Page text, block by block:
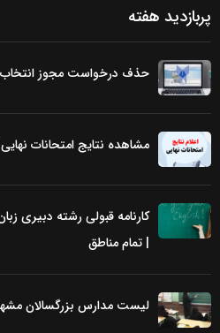
پربازدید هفته
حذف درخواست مجوز انتخاب
مشاهده نتایج امتحانات نهایی ۱۴۰۵| کلیه پایه ها
| تمام مناطق
لیست مدارس بزرگسالان